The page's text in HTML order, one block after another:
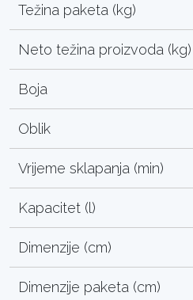
Težina paketa (kg)
Neto težina proizvoda (kg)
Boja
Oblik
Vrijeme sklapanja (min)
Kapacitet (l)
Dimenzije (cm)
Dimenzije paketa (cm)